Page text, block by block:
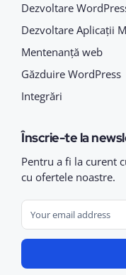
Dezvoltare
Dezvoltare Aplicații
Mentenanță web
Găzduire WordPress
Integrări
Înscrie-te la
Pentru a fi la curent
cu ofertele noastre.